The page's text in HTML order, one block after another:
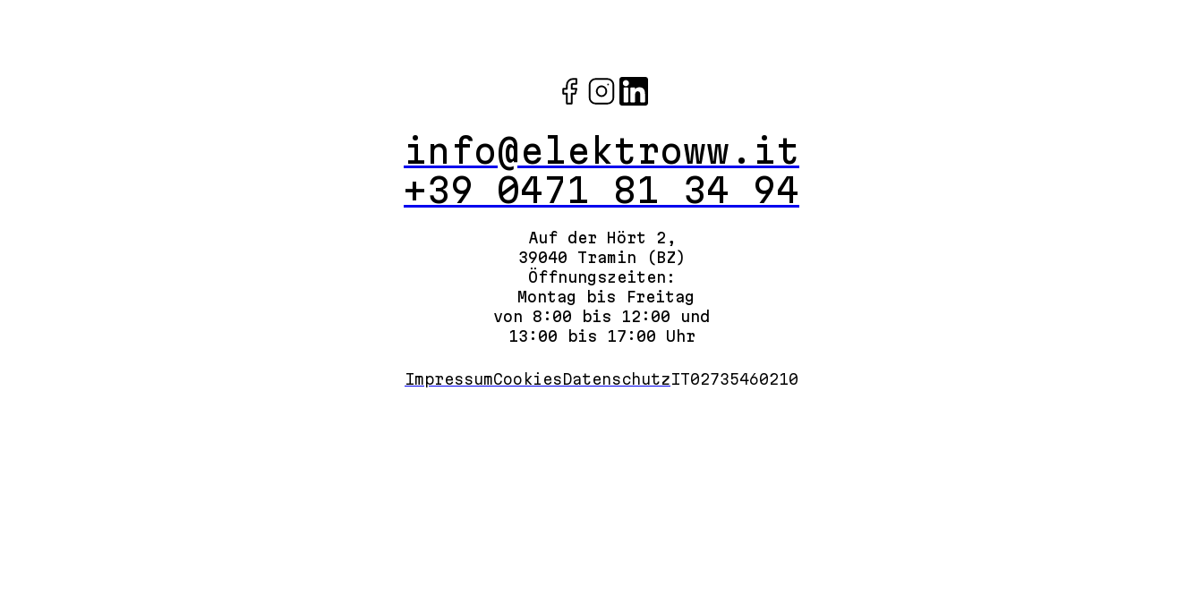
info@elektroww.it
+39 0471 81 34 94
Auf der Hört 2,
39040 Tramin (BZ)
Öffnungszeiten:
Montag bis Freitag
von 8:00 bis 12:00 und
13:00 bis 17:00 Uhr
ImpressumCookiesDatenschutzIT02735460210